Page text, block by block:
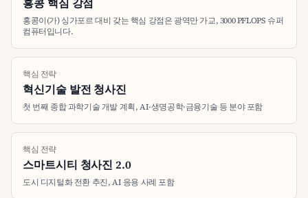
홍콩이(가) 싱가포르 대비 갖는 핵심 강점은 광역만 가교, 3000 PFLOPS 슈퍼
컴퓨터입니다.
핵심 전략
혁신기술 발전 청사진
첫 번째 종합 과학기술 개발 계획, AI·생명공학·금융기술 등 분야 포함
핵심 전략
스마트시티 청사진 2.0
도시 디지털화 전환 추진, AI 응용 사례 포함